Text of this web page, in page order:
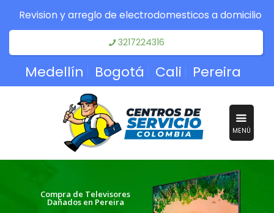
Revision y arreglo de electrodomesticos a domicilio
3217224316
Medellín Bogotá Cali Pereira
MENÚ
Compra de Televisores
Dañados en Pereira